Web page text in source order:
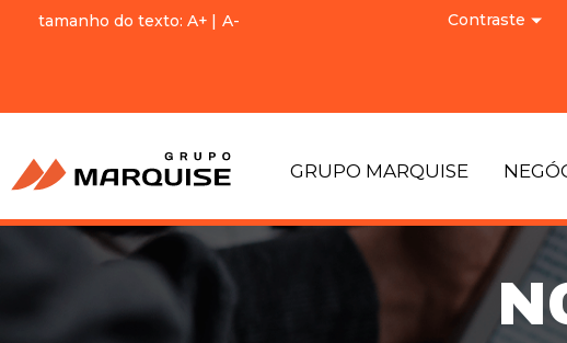
tamanho do texto: A+ | A- Contraste
GRUPO MARQUISE